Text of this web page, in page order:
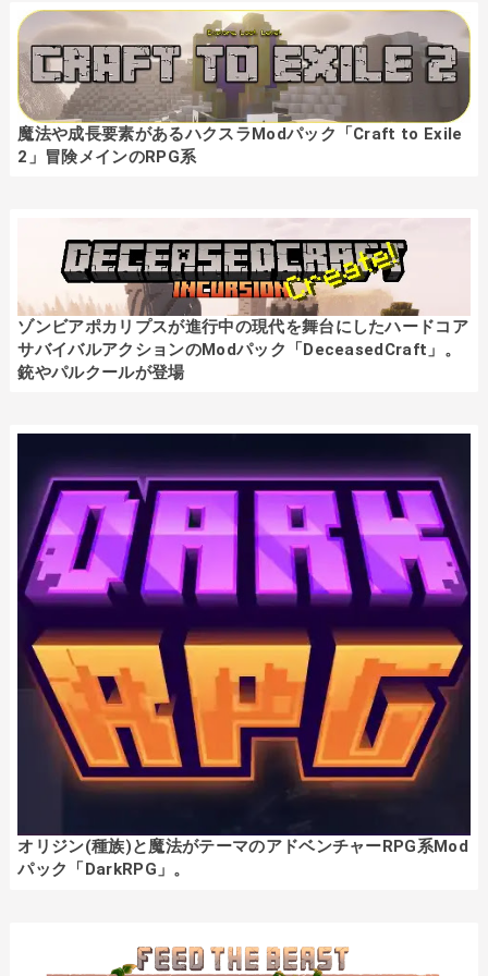
魔法や成長要素があるハクスラModパック「Craft to Exile
2」冒険メインのRPG系
ゾンビアポカリプスが進行中の現代を舞台にしたハードコア
サバイバルアクションのModパック「DeceasedCraft」。
銃やパルクールが登場
オリジン(種族)と魔法がテーマのアドベンチャーRPG系Mod
パック「DarkRPG」。